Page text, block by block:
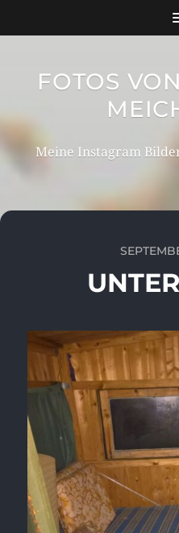
FOTOS
Meine Instagram